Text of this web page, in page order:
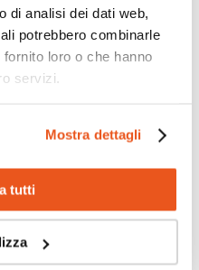
di analisi dei dati web,
potrebbero combinarle
loro o che hanno
servizi.
Mostra dettagli
tutti
all’indagine
preso parte al progetto
aged...